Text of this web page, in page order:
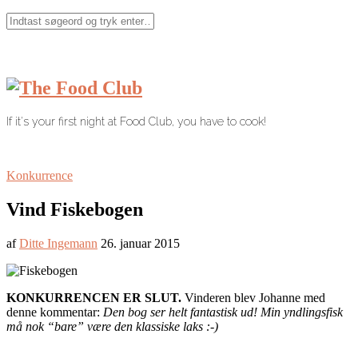
If it's your first night at Food Club, you have to cook!
Konkurrence
Vind Fiskebogen
afDitte Ingemann 26. januar 2015
KONKURRENCEN ER SLUT. Vinderen blev Johanne med
denne kommentar: Den bog ser helt fantastisk ud! Min yndlingsfisk
må nok “bare” være den klassiske laks :-)